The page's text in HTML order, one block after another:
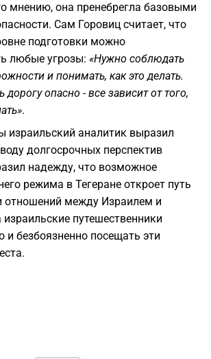
мнению, она пренебрегла базовыми
Сам Горовиц считает, что
подготовки можно
любые угрозы: «Нужно соблюдать
и понимать, как это делать.
опасно - все зависит от того,
.
израильский аналитик выразил
долгосрочных перспектив
надежду, что возможное
режима в Тегеране откроет путь
отношений между Израилем и
путешественники
и безбоязненно посещать эти